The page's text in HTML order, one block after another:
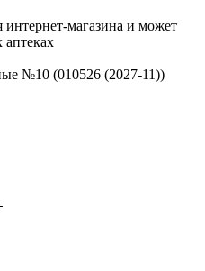
интернет-магазина и может
аптеках
№10 (010526 (2027-11))